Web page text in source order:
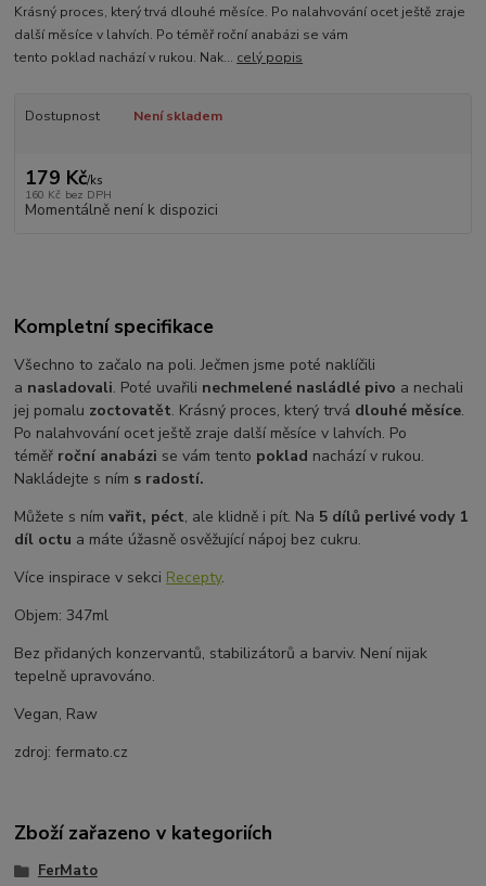
Krásný proces, který trvá dlouhé měsíce. Po nalahvování ocet ještě zraje
další měsíce v lahvích. Po téměř roční anabázi se vám
tento poklad nachází v rukou. Nak... celý popis
Dostupnost Není skladem
179 Kč/ks
160 Kč bez DPH
Momentálně není k dispozici
Kompletní specifikace
Všechno to začalo na poli. Ječmen jsme poté naklíčili
a nasladovali. Poté uvařili nechmelené nasládlé pivo a nechali
jej pomalu zoctovatět. Krásný proces, který trvá dlouhé měsíce.
Po nalahvování ocet ještě zraje další měsíce v lahvích. Po
téměř roční anabázi se vám tento poklad nachází v rukou.
Nakládejte s ním s radostí.
Můžete s ním vařit, péct, ale klidně i pít. Na 5 dílů perlivé vody 1
díl octu a máte úžasně osvěžující nápoj bez cukru.
Více inspirace v sekci Recepty.
Objem: 347ml
Bez přidaných konzervantů, stabilizátorů a barviv. Není nijak
tepelně upravováno.
Vegan, Raw
zdroj: fermato.cz
Zboží zařazeno v kategoriích
FerMato